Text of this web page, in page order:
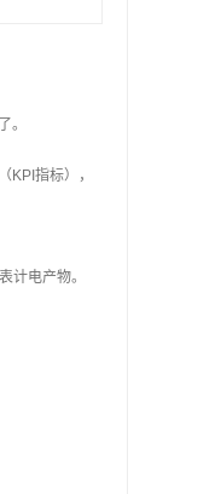
。
指标），
计电产物。